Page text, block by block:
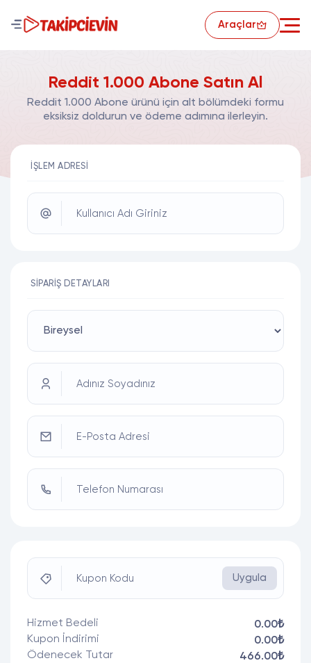
Araçlar
Reddit 1.000 Abone Satın Al
Reddit 1.000 Abone ürünü için alt bölümdeki formu
eksiksiz doldurun ve ödeme adımına ilerleyin.
İŞLEM ADRESI
Kullanıcı Adı Giriniz
SIPARIŞ DETAYLARI
Adınız Soyadınız
E-Posta Adresi
Telefon Numarası
Kupon Kodu Uygula
Hizmet Bedeli
0.00₺
Kupon İndirimi
0.00₺
Ödenecek Tutar
466.00₺